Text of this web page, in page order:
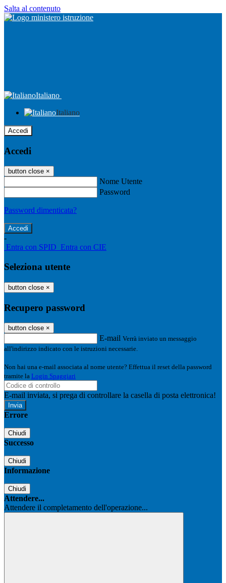
Salta al contenuto
Italiano
Italiano
Accedi
Accedi
button close ×
Nome Utente
Password
Password dimenticata?
-
Entra con SPID Entra con CIE
Seleziona utente
button close ×
Recupero password
button close ×
E-mail Verrà inviato un messaggio
all'indirizzo indicato con le istruzioni necessarie.
Non hai una e-mail associata al nome utente? Effettua il reset della password
tramite la Login Spaggiari
E-mail inviata, si prega di controllare la casella di posta elettronica!
Errore
Chiudi
Successo
Chiudi
Informazione
Chiudi
Attendere...
Attendere il completamento dell'operazione...